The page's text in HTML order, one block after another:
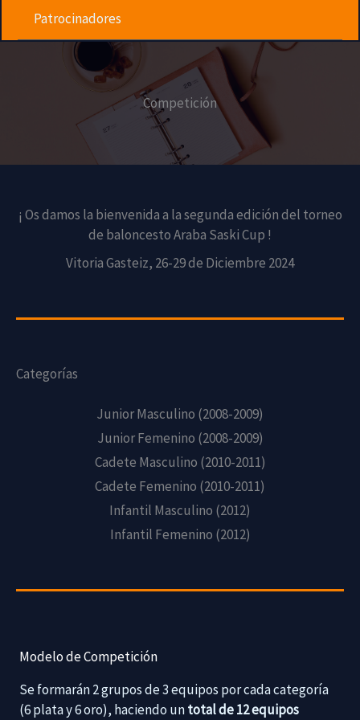
Patrocinadores
Competición
¡ Os damos la bienvenida a la segunda edición del torneo
de baloncesto Araba Saski Cup !
Vitoria Gasteiz, 26-29 de Diciembre 2024
Categorías
Junior Masculino (2008-2009)
Junior Femenino (2008-2009)
Cadete Masculino (2010-2011)
Cadete Femenino (2010-2011)
Infantil Masculino (2012)
Infantil Femenino (2012)
Modelo de Competición
Se formarán 2 grupos de 3 equipos por cada categoría
(6 plata y 6 oro), haciendo untotal de 12 equipos